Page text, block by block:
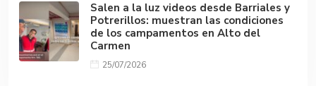
Salen a la luz videos desde Barriales y
Potrerillos: muestran las condiciones
de los campamentos en Alto del
Carmen
25/07/2026